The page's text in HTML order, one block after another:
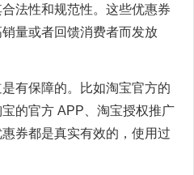
法性和规范性。这些优惠券
量或者回馈消费者而发放
有保障的。比如淘宝官方的
的官方 APP、淘宝授权推广
券都是真实有效的，使用过